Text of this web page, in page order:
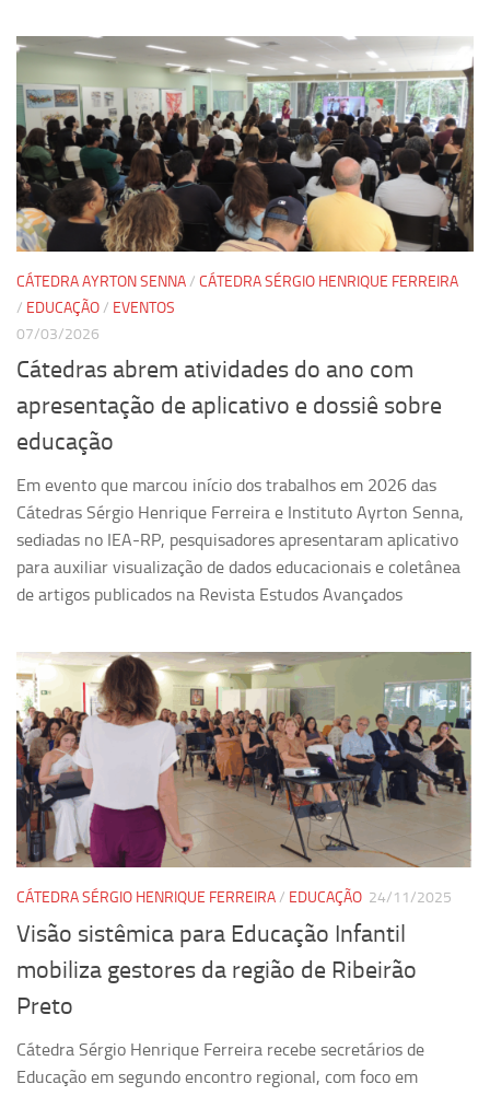
Documentos
Relatórios
Revista Estudos Avançados
Espaço Cultural
Contato
Newsletter
CÁTEDRA AYRTON SENNA/ CÁTEDRA SÉRGIO HENRIQUE FERREIRA
/ EDUCAÇÃO/ EVENTOS
07/03/2026
Cátedras abrem atividades do ano com
apresentação de aplicativo e dossiê sobre
educação
Em evento que marcou início dos trabalhos em 2026 das
Cátedras Sérgio Henrique Ferreira e Instituto Ayrton Senna,
sediadas no IEA-RP, pesquisadores apresentaram aplicativo
para auxiliar visualização de dados educacionais e coletânea
de artigos publicados na Revista Estudos Avançados
CÁTEDRA SÉRGIO HENRIQUE FERREIRA/ EDUCAÇÃO 24/11/2025
Visão sistêmica para Educação Infantil
mobiliza gestores da região de Ribeirão
Preto
Cátedra Sérgio Henrique Ferreira recebe secretários de
Educação em segundo encontro regional, com foco em